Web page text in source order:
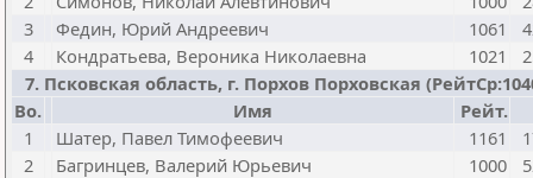
3
Федин, Юрий Андреевич 1061
4
Кондратьева, Вероника Николаевна 1021
7. Псковская область, г. Порхов Порховская
Bo.
Имя
Рейт.
1
Шатер, Павел Тимофеевич 1161
2
Багринцев, Валерий Юрьевич 1000